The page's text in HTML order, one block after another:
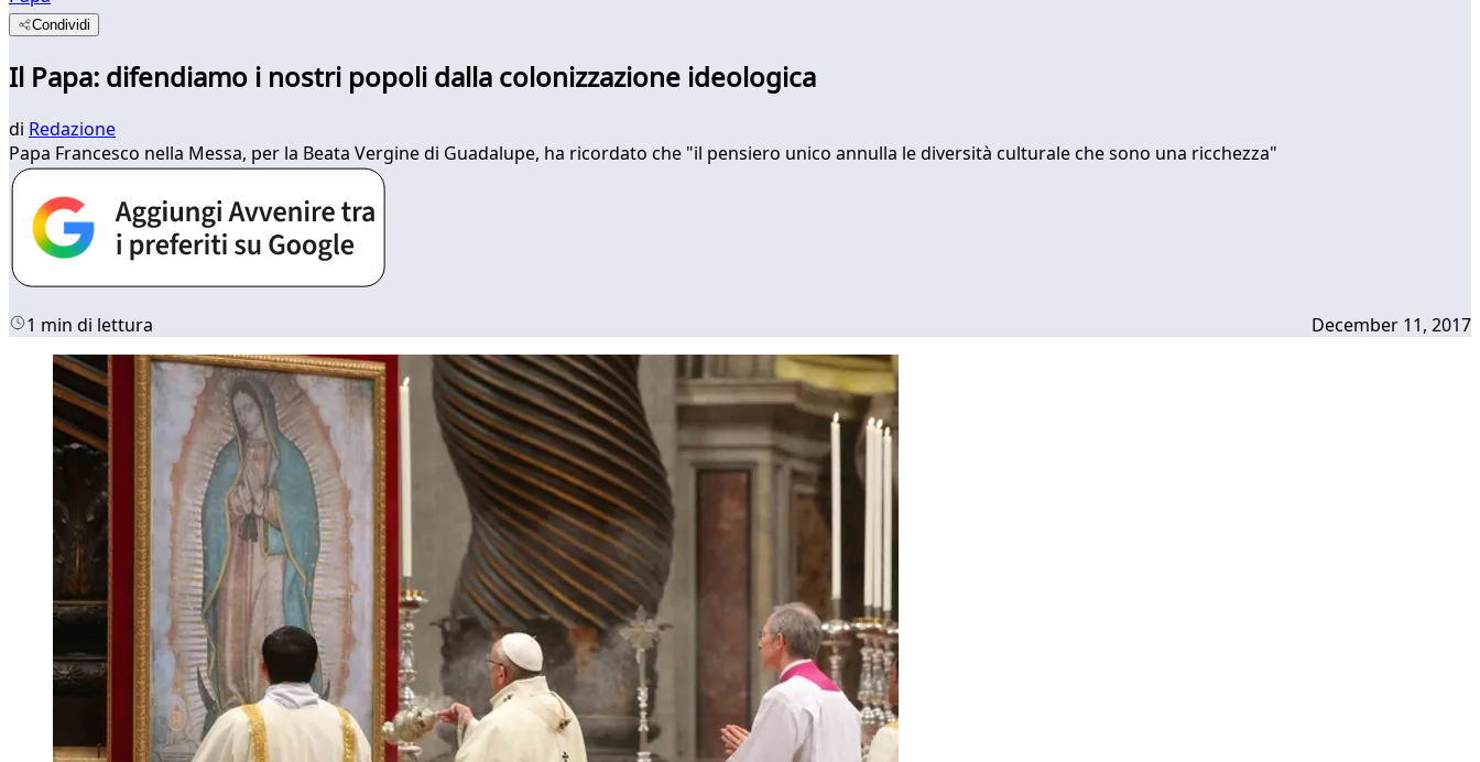
Condividi
Il Papa: difendiamo i nostri popoli dalla colonizzazione ideologica
di Redazione
Papa Francesco nella Messa, per la Beata Vergine di Guadalupe, ha ricordato che "il pensiero unico annulla le diversità culturale che sono una ricchezza"
1 min di lettura December 11, 2017